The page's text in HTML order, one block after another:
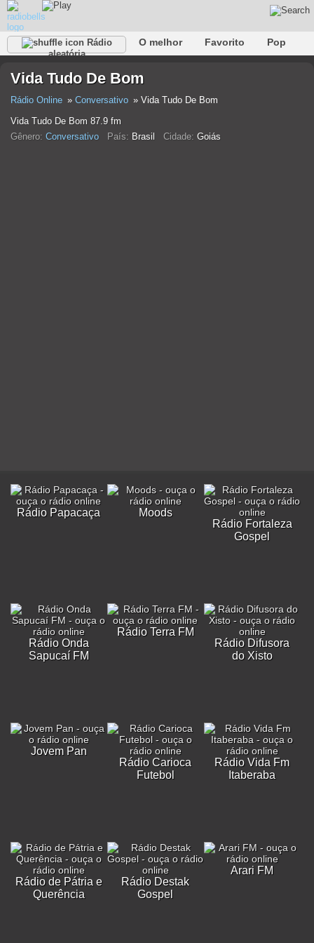
Rádio
aleatória
O melhor Favorito
Pop
Rap
Falk Jazz Bebê
Vida Tudo De Bom
Rádio Online Conversativo
Vida Tudo De Bom
Vida Tudo De Bom 87.9 fm
Gênero: Conversativo País: Brasil Cidade: Goiás
Rádio Papacaça
Moods
Rádio Fortaleza
Gospel
Rádio Onda
Sapucaí FM
Rádio Terra FM
Rádio Difusora
do Xisto
Jovem Pan
Rádio Carioca
Futebol
Rádio Vida Fm
Itaberaba
Rádio de Pátria e
Querência
Rádio Destak
Gospel
Arari FM